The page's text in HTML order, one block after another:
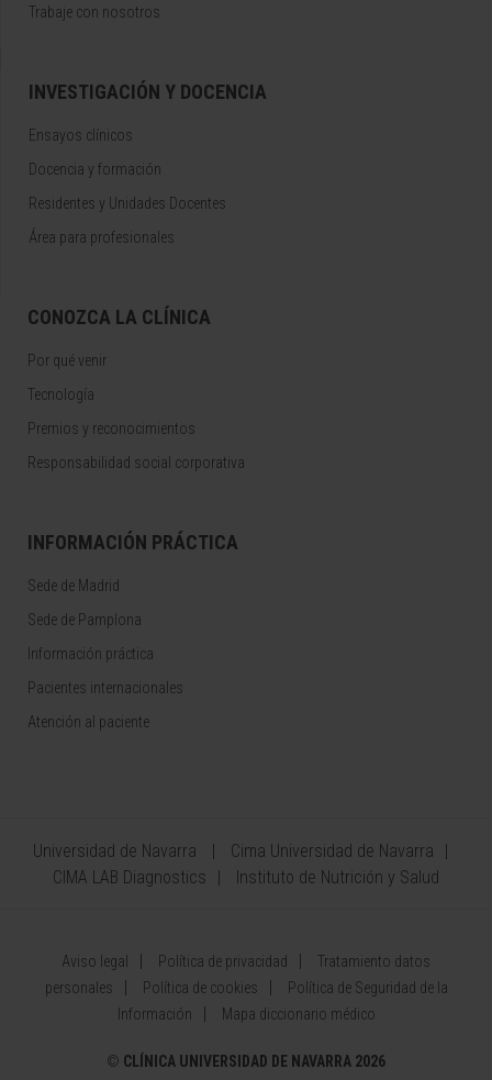
Trabaje con nosotros
INVESTIGACIÓN Y DOCENCIA
Ensayos clínicos
Docencia y formación
Residentes y Unidades Docentes
Área para profesionales
CONOZCA LA CLÍNICA
Por qué venir
Tecnología
Premios y reconocimientos
Responsabilidad social corporativa
INFORMACIÓN PRÁCTICA
Sede de Madrid
Sede de Pamplona
Información práctica
Pacientes internacionales
Atención al paciente
Universidad de Navarra
Cima Universidad de Navarra
CIMA LAB Diagnostics
Instituto de Nutrición y Salud
Aviso legal Política de privacidad
Tratamiento datos
personales
Política de cookies
Política de Seguridad de la
Información
Mapa diccionario médico
© CLÍNICA UNIVERSIDAD DE NAVARRA 2026